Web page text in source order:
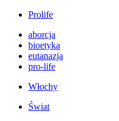
Prolife
aborcja
bioetyka
eutanazja
pro-life
Włochy
Świat